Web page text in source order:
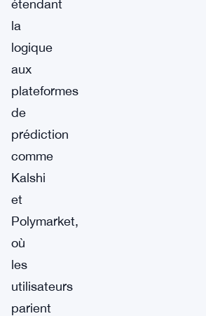
étendant
la
logique
aux
plateformes
de
prédiction
comme
Kalshi
et
Polymarket,
où
les
utilisateurs
parient